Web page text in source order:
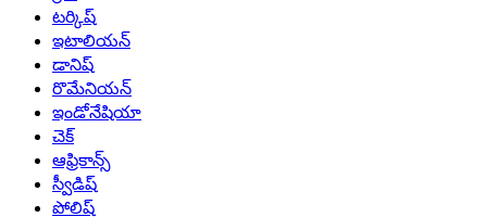
టర్కిష్
ఇటాలియన్
డానిష్
రొమేనియన్
ఇండోనేషియా
చెక్
ఆఫ్రికాన్స్
స్వీడిష్
పోలిష్